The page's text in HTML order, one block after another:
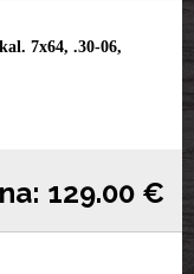
7x64, .30-06,
129.00 €